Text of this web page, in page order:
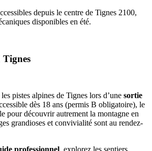
depuis le centre de Tignes 2100,
disponibles en été.
Tignes
pistes alpines de Tignes lors d’une sortie
dès 18 ans (permis B obligatoire), le
pour découvrir autrement la montagne en
grandioses et convivialité sont au rendez-